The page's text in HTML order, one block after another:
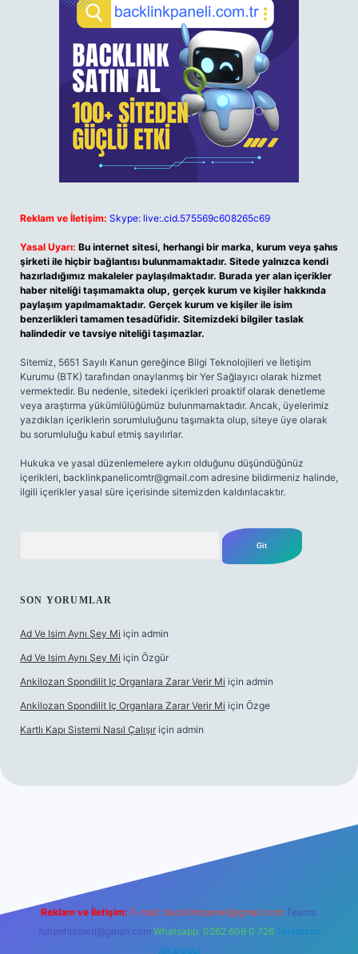
Reklam ve İletişim: Skype: live:.cid.575569c608265c69
Yasal Uyarı: Bu internet sitesi, herhangi bir marka, kurum veya şahıs
şirketi ile hiçbir bağlantısı bulunmamaktadır. Sitede yalnızca kendi
hazırladığımız makaleler paylaşılmaktadır. Burada yer alan içerikler
haber niteliği taşımamakta olup, gerçek kurum ve kişiler hakkında
paylaşım yapılmamaktadır. Gerçek kurum ve kişiler ile isim
benzerlikleri tamamen tesadüfidir. Sitemizdeki bilgiler taslak
halindedir ve tavsiye niteliği taşımazlar.
Sitemiz, 5651 Sayılı Kanun gereğince Bilgi Teknolojileri ve İletişim
Kurumu (BTK) tarafından onaylanmış bir Yer Sağlayıcı olarak hizmet
vermektedir. Bu nedenle, sitedeki içerikleri proaktif olarak denetleme
veya araştırma yükümlülüğümüz bulunmamaktadır. Ancak, üyelerimiz
yazdıkları içeriklerin sorumluluğunu taşımakta olup, siteye üye olarak
bu sorumluluğu kabul etmiş sayılırlar.
Hukuka ve yasal düzenlemelere aykırı olduğunu düşündüğünüz
içerikleri, backlinkpanelicomtr@gmail.com adresine bildirmeniz halinde,
ilgili içerikler yasal süre içerisinde sitemizden kaldırılacaktır.
SON YORUMLAR
Ad Ve Isim Aynı Şey Mi için admin
Ad Ve Isim Aynı Şey Mi için Özgür
Ankilozan Spondilit Iç Organlara Zarar Verir Mi için admin
Ankilozan Spondilit Iç Organlara Zarar Verir Mi için Özge
Kartlı Kapı Sistemi Nasıl Çalışır için admin
Reklam ve İletişim: E-mail: backlinkpaneli@gmail.com Teams:
forumhizmeti@gmail.com Whatsapp: 0262 606 0 726 Telegram:
@karabul